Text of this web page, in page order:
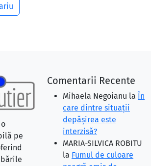
pe
Comentarii Recente
Mihaela Negoianu la În
care dintre situaţii
depăşirea este
interzisă?
MARIA-SILVICA ROBITU
la Fumul de culoare